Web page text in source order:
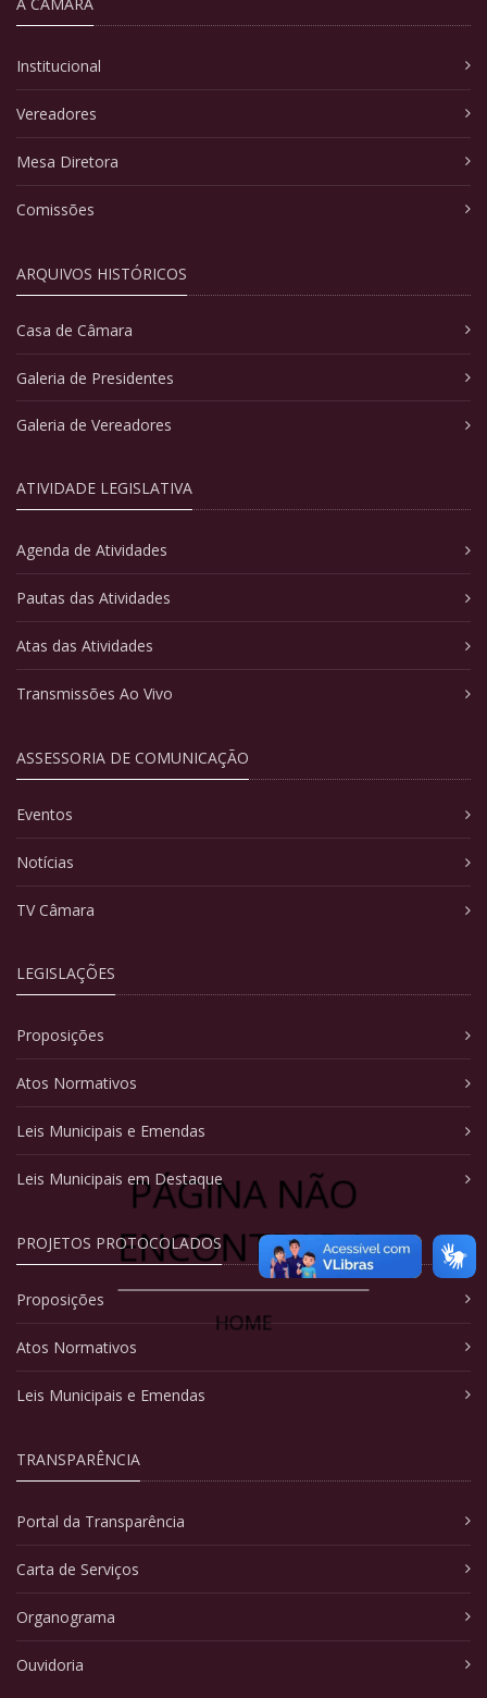
PÁGINA NÃO
ENCONTRADA
HOME
Institucional
Vereadores
Mesa Diretora
Comissões
ARQUIVOS HISTÓRICOS
Casa de Câmara
Galeria de Presidentes
Galeria de Vereadores
ATIVIDADE LEGISLATIVA
Agenda de Atividades
Pautas das Atividades
Atas das Atividades
Transmissões Ao Vivo
ASSESSORIA DE COMUNICAÇÃO
Eventos
Notícias
TV Câmara
LEGISLAÇÕES
Proposições
Atos Normativos
Leis Municipais e Emendas
Leis Municipais em Destaque
PROJETOS PROTOCOLADOS
Proposições
Atos Normativos
Leis Municipais e Emendas
TRANSPARÊNCIA
Portal da Transparência
Carta de Serviços
Organograma
Ouvidoria